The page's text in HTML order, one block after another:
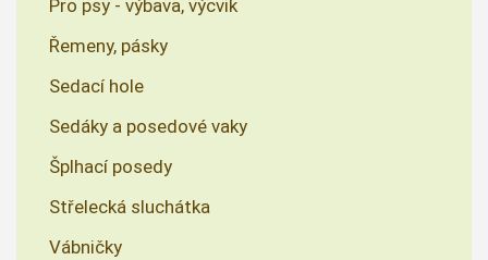
Pro psy - výbava, výcvik
Řemeny, pásky
Sedací hole
Sedáky a posedové vaky
Šplhací posedy
Střelecká sluchátka
Vábničky